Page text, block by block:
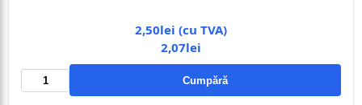
2,50lei (cu TVA)
2,07lei
Cumpără